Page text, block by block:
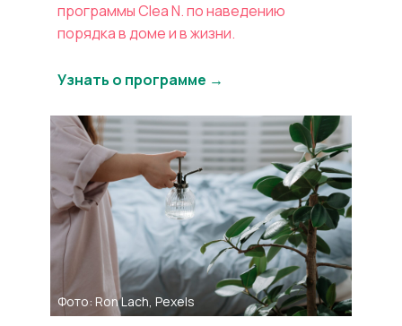
программы Clea N. по наведению
порядка в доме и в жизни.
Узнать о программе →
Фото: Ron Lach, Pexels